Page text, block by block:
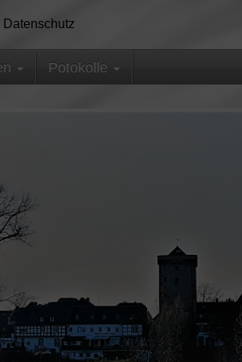
Datenschutz
Potokolle